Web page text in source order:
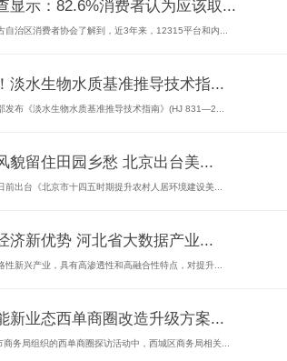
显示：82.6%消费者认为应该取...
自治区消费者协会了解到，近3年来，12315平台和内...
淡水生物水质基准推导技术指...
发布《淡水生物水质基准推导技术指南》(HJ 831—2...
貌留住田园乡愁 北京出台美...
前出台《北京市十四五时期提升农村人居环境建设美...
济新优势 河北省大数据产业...
性新兴产业，具有高渗透性和高融合性特点，对提升...
新业态西单商圈改造升级方案...
务局组织的西单商圈探访活动中，西城区商务局相关...